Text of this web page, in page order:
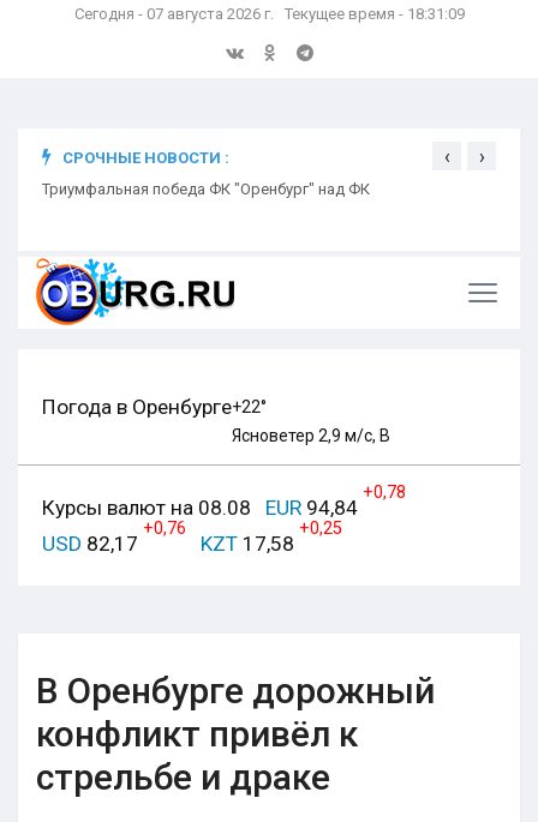
Сегодня - 07 августа 2026 г. Текущее время - 18:31:10
СРОЧНЫЕ НОВОСТИ :
Триумфальная победа ФК "Оренбург" над ФК
‹ ›
Погода в Оренбурге+22°
Ясноветер 2,9 м/с, В
Курсы валют на 08.08 EUR 94,84
+0,78
USD 82,17
+0,76
KZT 17,58
+0,25
В Оренбурге дорожный
конфликт привёл к
стрельбе и драке